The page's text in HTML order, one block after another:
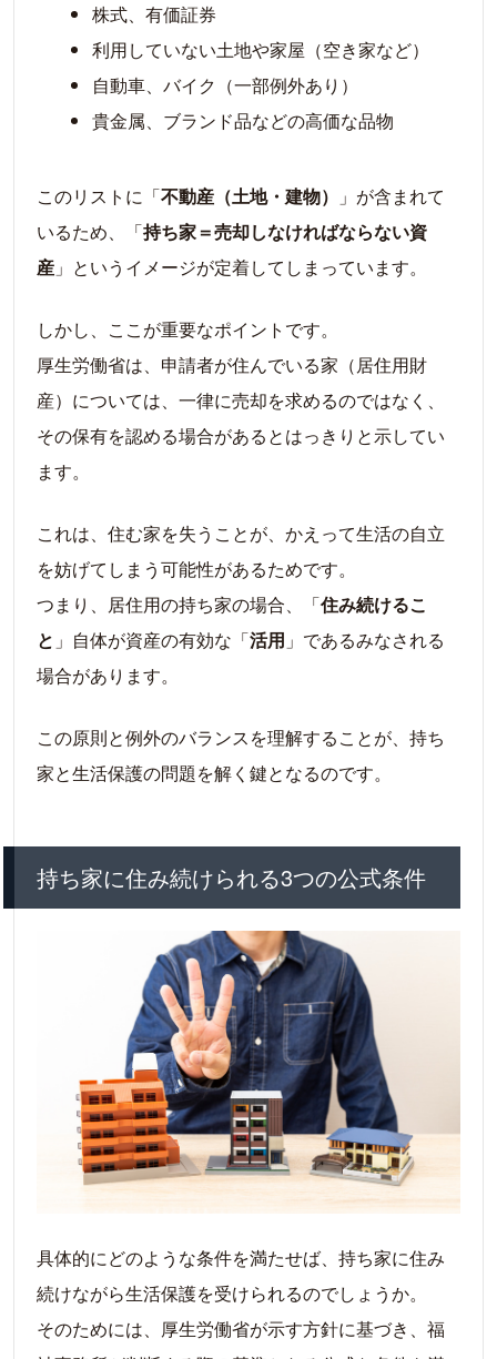
株式、有価証券
利用していない土地や家屋（空き家など）
自動車、バイク（一部例外あり）
貴金属、ブランド品などの高価な品物
このリストに「不動産（土地・建物）
」が含まれて
いるため、「持ち家＝売却しなければならない資
産 」というイメージが定着してしまっています。
しかし、ここが重要なポイントです。
厚生労働省は、申請者が住んでいる家（居住用財
産）については、一律に売却を求めるのではなく、
その保有を認める場合があるとはっきりと示してい
ます。
これは、住む家を失うことが、かえって生活の自立
を妨げてしまう可能性があるためです。
つまり、居住用の持ち家の場合、「住み続けるこ
と 」自体が資産の有効な「活用 」であるみなされる
場合があります。
この原則と例外のバランスを理解することが、持ち
家と生活保護の問題を解く鍵となるのです。
持ち家に住み続けられる3つの公式条件
具体的にどのような条件を満たせば、持ち家に住み
続けながら生活保護を受けられるのでしょうか。
そのためには、厚生労働省が示す方針に基づき、福